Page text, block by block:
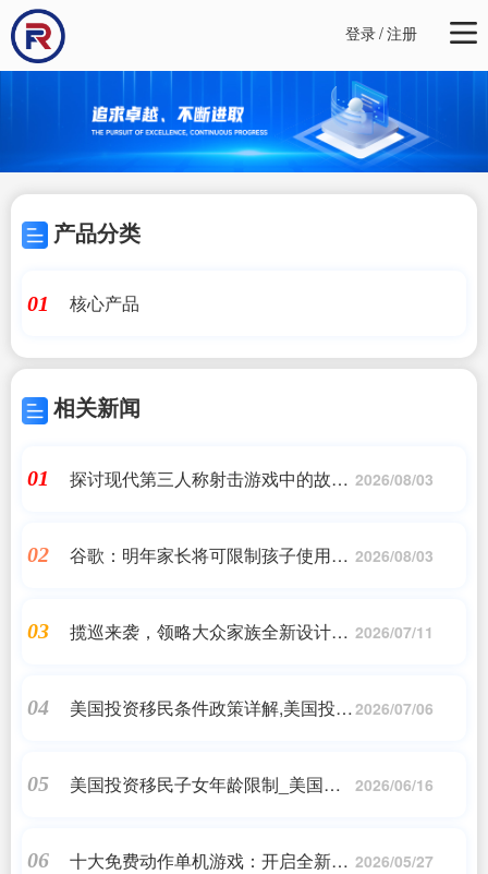
登录/注册
产品分类
01 核心产品
相关新闻
01
探讨现代第三人称射击游戏中的故事 2026/08/03
02
谷歌：明年家长将可限制孩子使用安 2026/08/03
03
揽巡来袭，领略大众家族全新设计语 2026/07/11
04
美国投资移民条件政策详解,美国投资 2026/07/06
05
美国投资移民子女年龄限制_美国投
2026/06/16
06
十大免费动作单机游戏：开启全新冒 2026/05/27